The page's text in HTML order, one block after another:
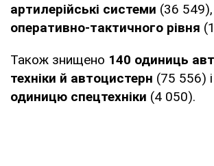
артилерійські системи (36 549),
оперативно-тактичного рівня
Також знищено 140 одиниць
техніки й автоцистерн (75 556) і
одиницю спецтехніки (4 050).